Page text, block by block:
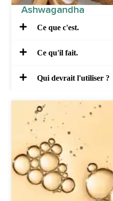
Ashwagandha
Ce que c'est.
Ce qu'il fait.
Qui devrait l'utiliser ?